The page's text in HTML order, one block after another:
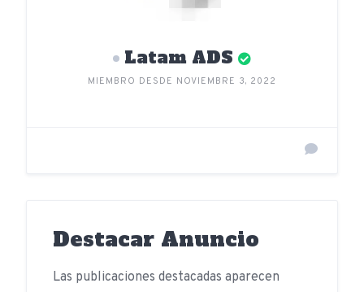
Latam ADS
MIEMBRO DESDE NOVIEMBRE 3, 2022
Destacar Anuncio
Las publicaciones destacadas aparecen